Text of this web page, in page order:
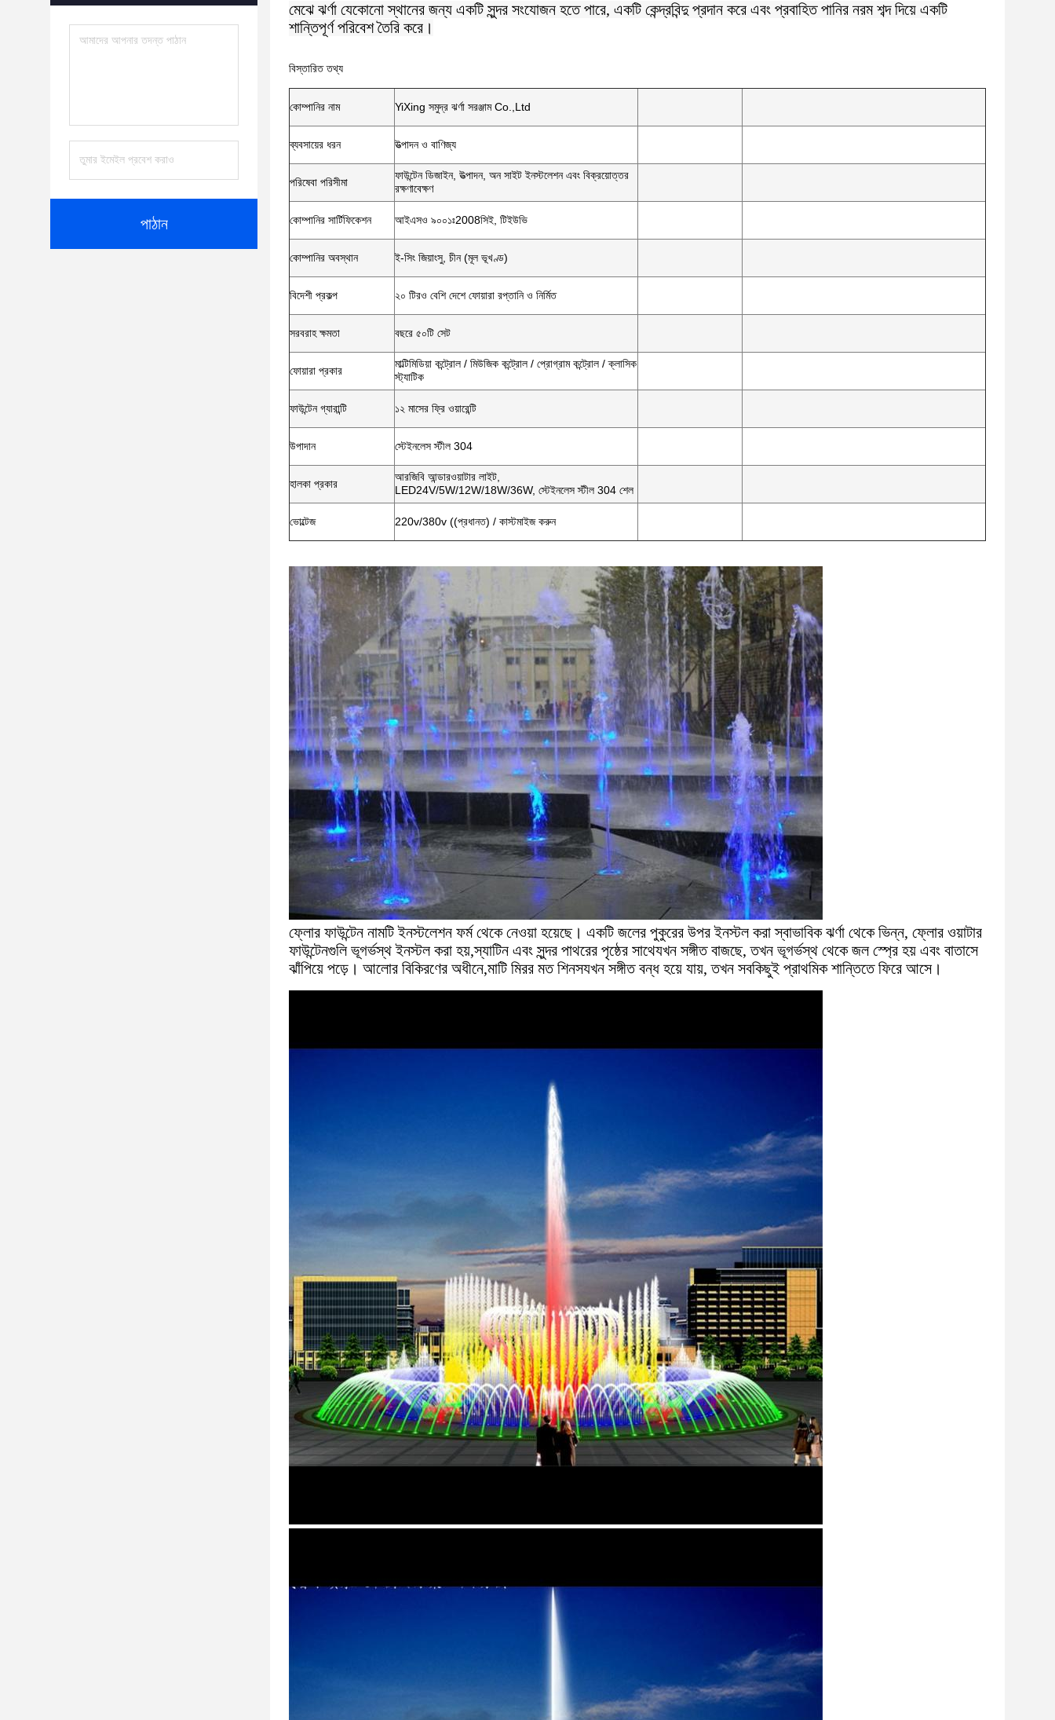
পাঠান
মেঝে ঝর্ণা যেকোনো স্থানের জন্য একটি সুন্দর সংযোজন হতে পারে, একটি কেন্দ্রবিন্দু প্রদান করে এবং প্রবাহিত পানির নরম শব্দ দিয়ে একটি
শান্তিপূর্ণ পরিবেশ তৈরি করে।
বিস্তারিত তথ্য
কোম্পানির নাম YiXing সমুদ্র ঝর্ণা সরঞ্জাম Co.,Ltd
ব্যবসায়ের ধরন উত্পাদন ও বাণিজ্য
পরিষেবা পরিসীমা
ফাউন্টেন ডিজাইন, উত্পাদন, অন সাইট ইনস্টলেশন এবং বিক্রয়োত্তর
রক্ষণাবেক্ষণ
কোম্পানির সার্টিফিকেশন আইএসও ৯০০১ঃ2008সিই, টিইউভি
কোম্পানির অবস্থান ই-সিং জিয়াংসু, চীন (মূল ভূখণ্ড)
বিদেশী প্রকল্প ২০ টিরও বেশি দেশে ফোয়ারা রপ্তানি ও নির্মিত
সরবরাহ ক্ষমতা বছরে ৫০টি সেট
ফোয়ারা প্রকার
মাল্টিমিডিয়া কন্ট্রোল / মিউজিক কন্ট্রোল / প্রোগ্রাম কন্ট্রোল / ক্লাসিক
স্ট্যাটিক
ফাউন্টেন গ্যারান্টি ১২ মাসের ফ্রি ওয়ারেন্টি
উপাদান স্টেইনলেস স্টীল 304
হালকা প্রকার
আরজিবি আন্ডারওয়াটার লাইট,
LED24V/5W/12W/18W/36W, স্টেইনলেস স্টীল 304 শেল
ভোল্টেজ 220v/380v ((প্রধানত) / কাস্টমাইজ করুন
ফ্লোর ফাউন্টেন নামটি ইনস্টলেশন ফর্ম থেকে নেওয়া হয়েছে। একটি জলের পুকুরের উপর ইনস্টল করা স্বাভাবিক ঝর্ণা থেকে ভিন্ন, ফ্লোর ওয়াটার
ফাউন্টেনগুলি ভূগর্ভস্থ ইনস্টল করা হয়,স্যাটিন এবং সুন্দর পাথরের পৃষ্ঠের সাথেযখন সঙ্গীত বাজছে, তখন ভূগর্ভস্থ থেকে জল স্প্রে হয় এবং বাতাসে
ঝাঁপিয়ে পড়ে। আলোর বিকিরণের অধীনে,মাটি মিরর মত শিনসযখন সঙ্গীত বন্ধ হয়ে যায়, তখন সবকিছুই প্রাথমিক শান্তিতে ফিরে আসে।